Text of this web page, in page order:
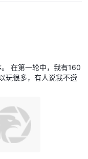
在第一轮中，我有160
玩很多，有人说我不遵